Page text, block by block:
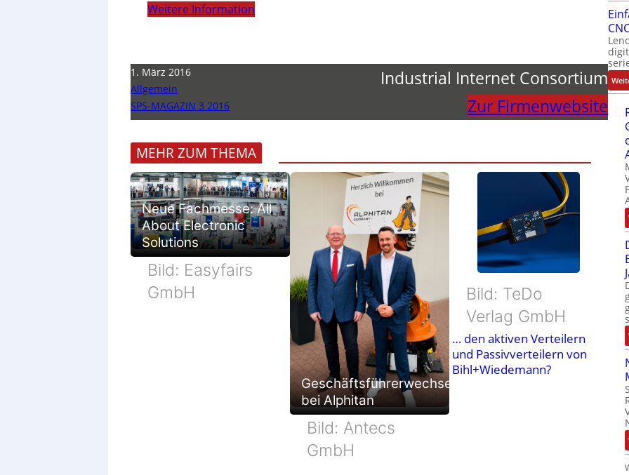
Weitere Information
1. März 2016
Allgemein
SPS-MAGAZIN 3 2016
Industrial Internet Consortium
Zur Firmenwebsite
MEHR ZUM THEMA
Neue Fachmesse: All
About Electronic
Solutions
Bild: Easyfairs
GmbH
Geschäftsführerwechsel
bei Alphitan
Bild: Antecs
GmbH
Bild: TeDo
Verlag GmbH
… den aktiven Verteilern
und Passivverteilern von
Bihl+Wiedemann?